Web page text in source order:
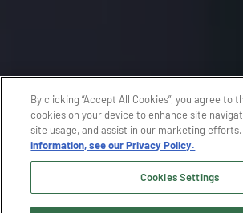
By clicking “Accept All Cookies”, you agree to
cookies on your device to enhance site
site usage, and assist in our marketing efforts.
information, see our Privacy Policy.
Cookies Settings